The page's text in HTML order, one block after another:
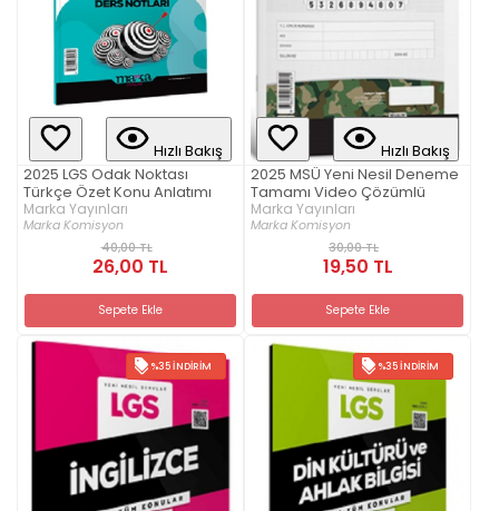
Hızlı Bakış
2025 LGS Odak Noktası
Türkçe Özet Konu Anlatımı
Marka Yayınları
Marka Komisyon
40,00 TL
26,00 TL
Sepete Ekle
Hızlı Bakış
2025 MSÜ Yeni Nesil Deneme
Tamamı Video Çözümlü
Marka Yayınları
Marka Komisyon
30,00 TL
19,50 TL
Sepete Ekle
%35 İNDIRIM %35 İNDIRIM